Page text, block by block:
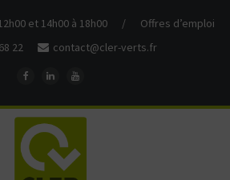
et 14h00 à 18h00 /
Offres d’emploi
22
contact@cler-verts.fr